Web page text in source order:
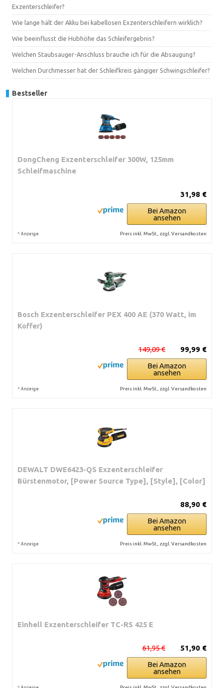
Exzenterschleifer?
Wie lange hält der Akku bei kabellosen Exzenterschleifern wirklich?
Wie beeinflusst die Hubhöhe das Schleifergebnis?
Welchen Staubsauger-Anschluss brauche ich für die Absaugung?
Welchen Durchmesser hat der Schleifkreis gängiger Schwingschleifer?
Bestseller
DongCheng Exzenterschleifer 300W, 125mm
Schleifmaschine
31,98 €
Bei Amazon
ansehen
* Anzeige Preis inkl. MwSt., zzgl. Versandkosten
Bosch Exzenterschleifer PEX 400 AE (370 Watt, im
Koffer)
99,99 €
149,09 €
Bei Amazon
ansehen
* Anzeige Preis inkl. MwSt., zzgl. Versandkosten
DEWALT DWE6423-QS Exzenterschleifer
Bürstenmotor, [Power Source Type], [Style], [Color]
88,90 €
Bei Amazon
ansehen
* Anzeige Preis inkl. MwSt., zzgl. Versandkosten
Einhell Exzenterschleifer TC-RS 425 E
51,90 €
61,95 €
Bei Amazon
ansehen